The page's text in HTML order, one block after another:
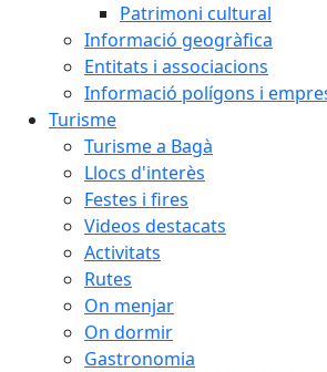
Patrimoni cultural
Informació geogràfica
Entitats i associacions
Informació polígons i
Turisme
Turisme a Bagà
Llocs d'interès
Festes i fires
Videos destacats
Activitats
Rutes
On menjar
On dormir
Gastronomia